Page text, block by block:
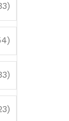
(33)
(154)
(33)
(23)